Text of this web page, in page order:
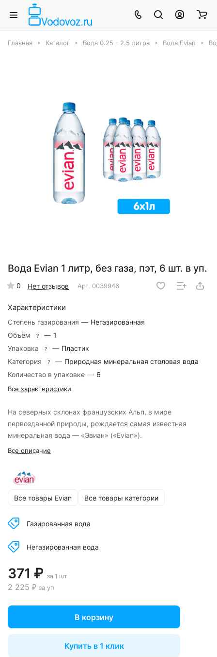
Главная Каталог Вода 0.25 - 2.5 литра Вода Evian
Вода Evian 1 литр, без газа, пэт, 6 шт. в уп.
0 Нет отзывов Арт. 0039946
Характеристики
Степень газирования — Негазированная
Объём
? — 1
Упаковка
? — Пластик
Категория
? — Природная минеральная столовая вода
Количество в упаковке — 6
Все характеристики
На северных склонах французских Альп, в мире
первозданной природы, рождается самая известная
минеральная вода — «Эвиан» («Evian»).
Все описание
Все товары Evian Все товары категории
Газированная вода
Негазированная вода
371 ₽ за 1 шт
2 225 ₽ за уп
В корзину
Купить в 1 клик